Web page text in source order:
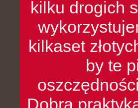
kilku drogich
kilkaset
by te
Dobrą